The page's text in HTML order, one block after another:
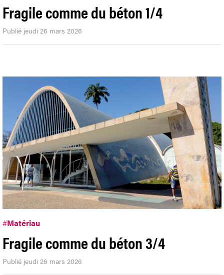
Fragile comme du béton 1/4
Publié jeudi 26 mars 2026
#Matériau
Fragile comme du béton 3/4
Publié jeudi 26 mars 2026